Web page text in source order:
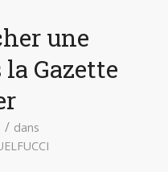
une
Gazette
/ dans